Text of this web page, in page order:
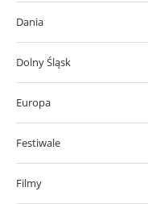
Dania
Dolny Śląsk
Europa
Festiwale
Filmy